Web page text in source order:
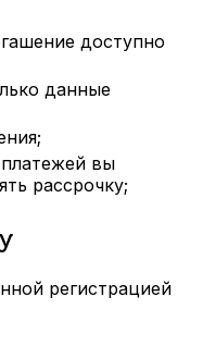
доступно
данные
вы
рассрочку;
регистрацией